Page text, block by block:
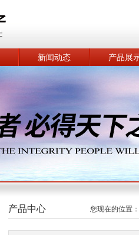
新闻动态 产品展
产品中心 您现在的位置：